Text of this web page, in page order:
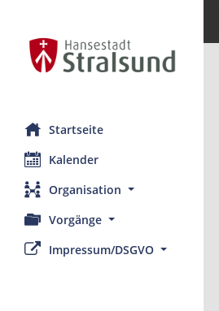
Startseite
Kalender
Organisation
Vorgänge
Impressum/DSGVO